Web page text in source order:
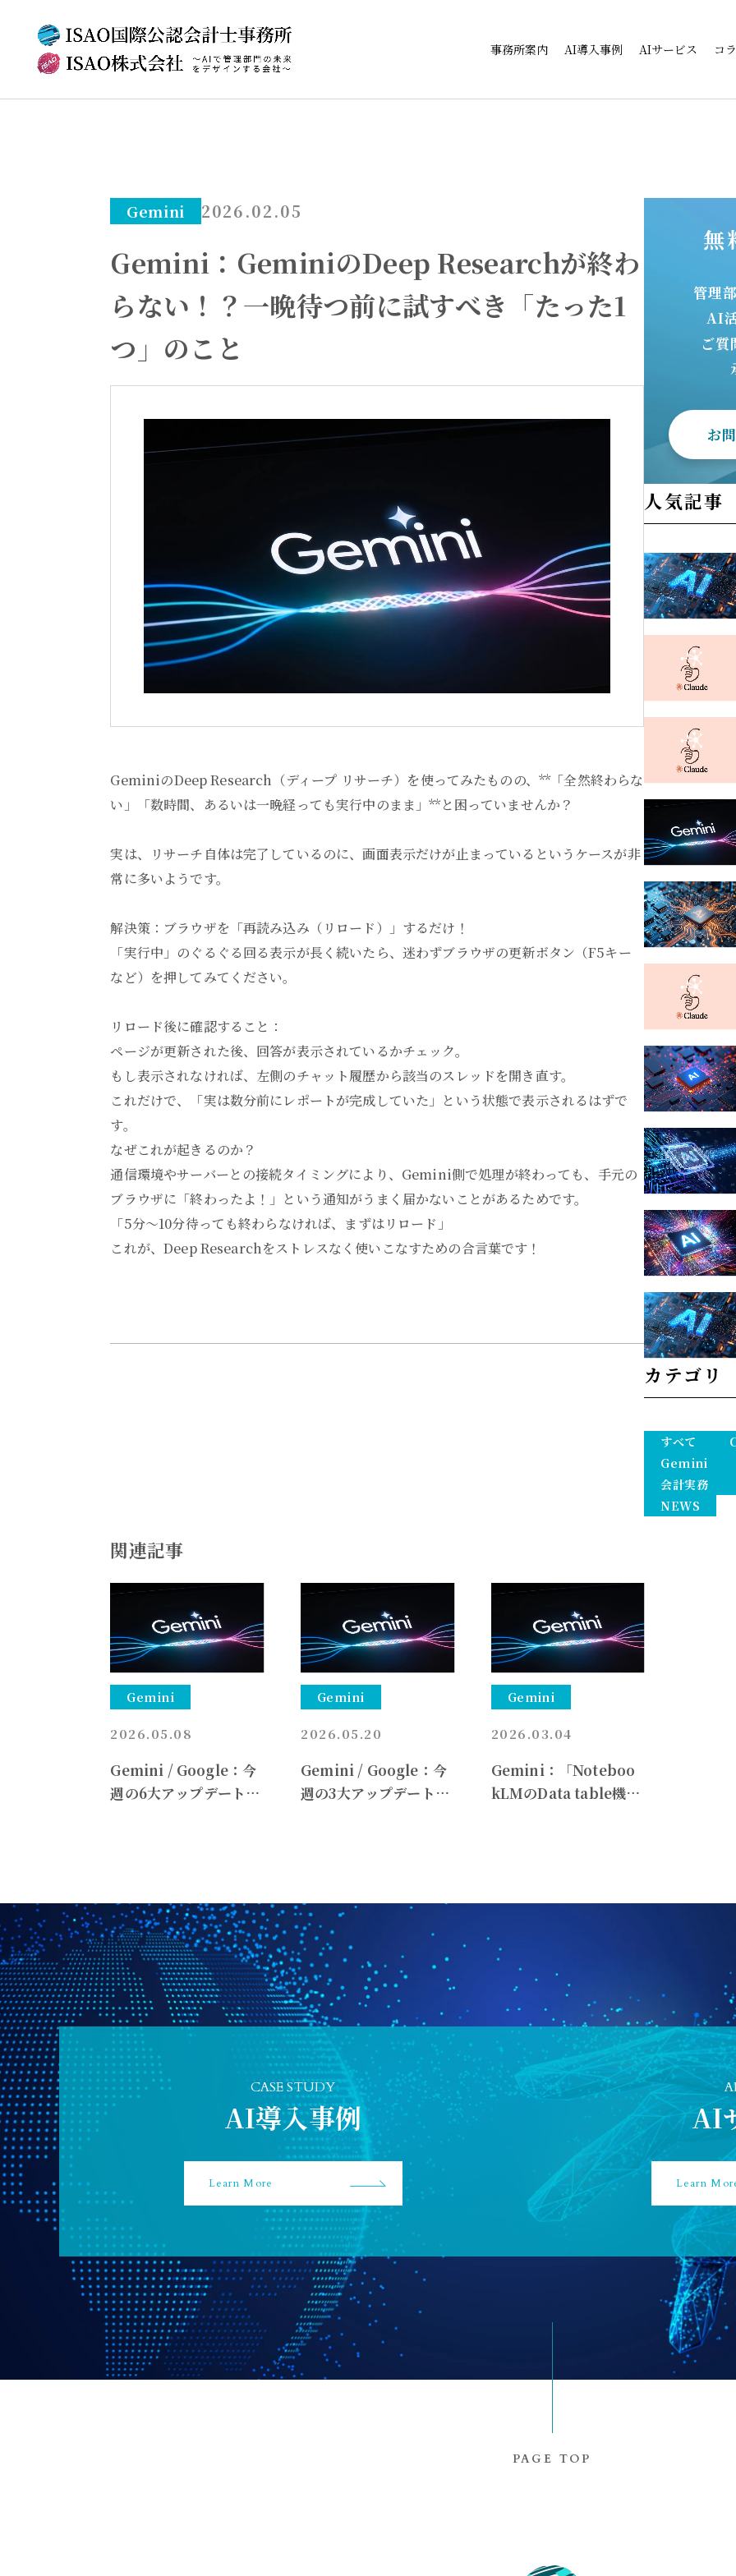
事務所案内 AI導入事例 AIサービス コ
Gemini 2026.02.05
Gemini：GeminiのDeep Researchが終わ
らない！？一晩待つ前に試すべき「たった1
つ」のこと
GeminiのDeep Research（ディープ リサーチ）を使ってみたものの、**「全然終わらな
い」「数時間、あるいは一晩経っても実行中のまま」**と困っていませんか？
実は、リサーチ自体は完了しているのに、画面表示だけが止まっているというケースが非
常に多いようです。
解決策：ブラウザを「再読み込み（リロード）」するだけ！
「実行中」のぐるぐる回る表示が長く続いたら、迷わずブラウザの更新ボタン（F5キー
など）を押してみてください。
リロード後に確認すること：
ページが更新された後、回答が表示されているかチェック。
もし表示されなければ、左側のチャット履歴から該当のスレッドを開き直す。
これだけで、「実は数分前にレポートが完成していた」という状態で表示されるはずで
す。
なぜこれが起きるのか？
通信環境やサーバーとの接続タイミングにより、Gemini側で処理が終わっても、手元の
ブラウザに「終わったよ！」という通知がうまく届かないことがあるためです。
「5分〜10分待っても終わらなければ、まずはリロード」
これが、Deep Researchをストレスなく使いこなすための合言葉です！
無
管理
AI
ご質
お
人気記事
カテゴリ
すべて
Gemini
会計実務
NEWS
関連記事
Gemini
2026.05.08
Gemini / Google：今
週の6大アップデート
Gemini
2026.05.20
Gemini / Google：今
週の3大アップデート
Gemini
2026.03.04
Gemini：「Noteboo
kLMのData table機能
CASE STUDY
AI導入事例
Learn More
AI
Learn
PAGE TOP